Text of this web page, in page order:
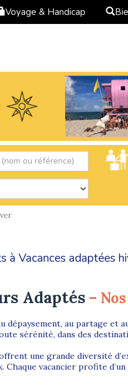
Voyage & Handicap
à Vacances adaptées
Adaptés –
dépaysement, au partage et
sérénité, dans des
une grande diversité
Chaque vacancier profite